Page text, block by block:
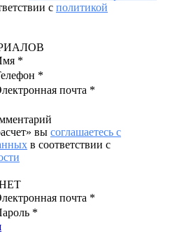
с политикой
*
*
почта *
вы соглашаетесь с
в соответствии с
почта *
*